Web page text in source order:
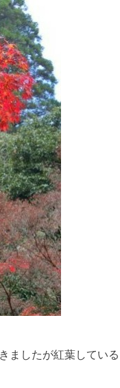
ましたが紅葉している